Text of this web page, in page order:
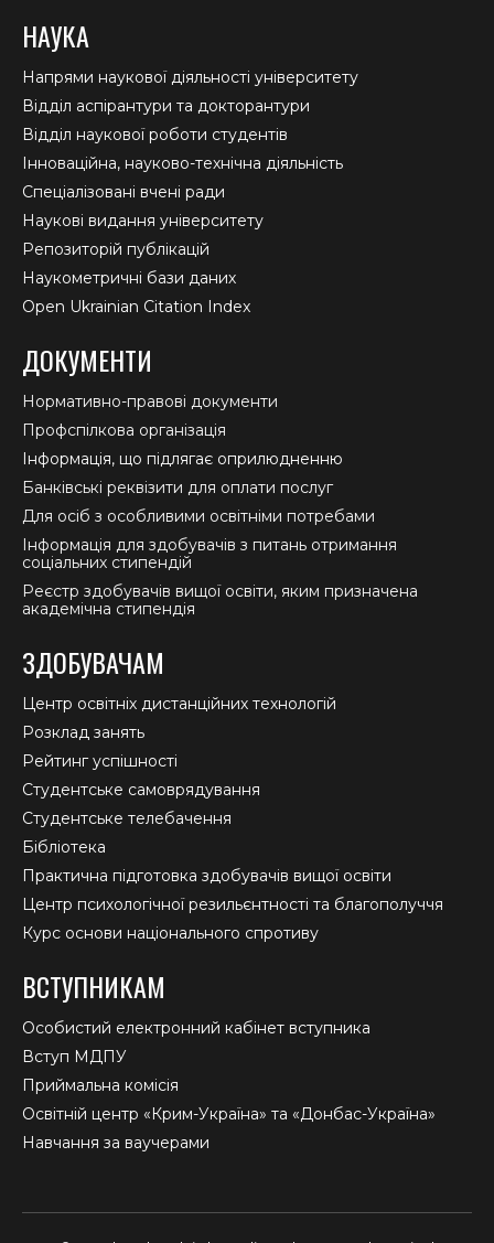
НАУКА
Напрями наукової діяльності університету
Відділ аспірантури та докторантури
Відділ наукової роботи студентів
Інноваційна, науково-технічна діяльність
Спеціалізовані вчені ради
Наукові видання університету
Репозиторій публікацій
Наукометричні бази даних
Open Ukrainian Citation Index
ДОКУМЕНТИ
Нормативно-правові документи
Профспілкова організація
Інформація, що підлягає оприлюдненню
Банківські реквізити для оплати послуг
Для осіб з особливими освітніми потребами
Інформація для здобувачів з питань отримання
соціальних стипендій
Реєстр здобувачів вищої освіти, яким призначена
академічна стипендія
ЗДОБУВАЧАМ
Центр освітніх дистанційних технологій
Розклад занять
Рейтинг успішності
Студентське самоврядування
Студентське телебачення
Бібліотека
Практична підготовка здобувачів вищої освіти
Центр психологічної резильєнтності та благополуччя
Курс основи національного спротиву
ВСТУПНИКАМ
Особистий електронний кабінет вступника
Вступ МДПУ
Приймальна комісія
Освітній центр «Крим-Україна» та «Донбас-Україна»
Навчання за ваучерами